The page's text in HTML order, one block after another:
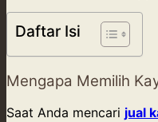
Daftar Isi
Mengapa Memilih
Saat Anda mencari jual